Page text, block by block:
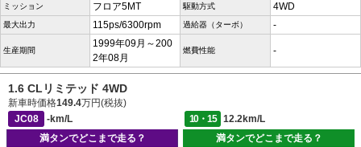
ミッション フロア5MT 駆動方式 4WD
最大出力 115ps/6300rpm 過給器（ターボ） -
生産期間
1999年09月～200
2年08月
燃費性能 -
1.6 CLリミテッド 4WD
新車時価格149.4万円(税抜)
JC08
-km/L 10・15
12.2km/L
満タンでどこまで走る？
満タンでどこまで走る？